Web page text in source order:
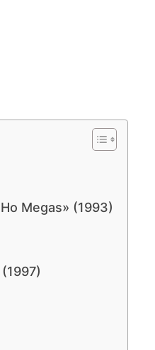
Megas» (1993)